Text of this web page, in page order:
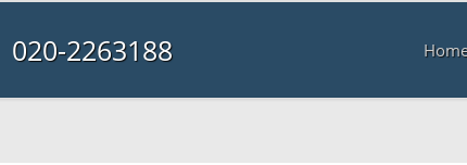
020-2263188